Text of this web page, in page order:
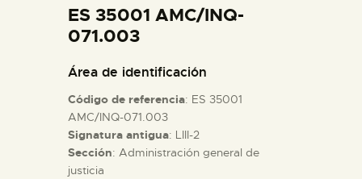
COLECCIONES
ESPAÑOL
PREPARAR LA VISITA
ES 35001 AMC/INQ-
071.003
Área de identificación
Código de referencia: ES 35001
AMC/INQ-071.003
Signatura antigua: LIII-2
Sección: Administración general de
justicia